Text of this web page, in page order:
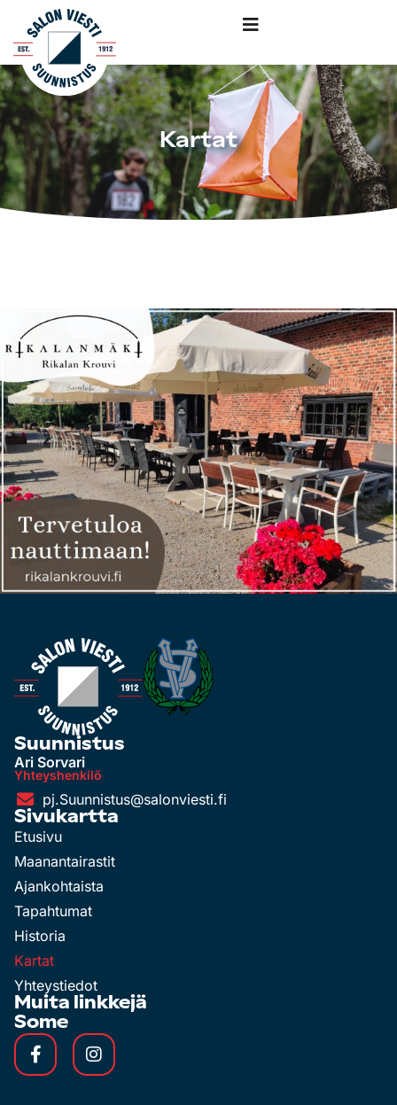
Kartat
Suunnistus
Ari Sorvari
Yhteyshenkilö
pj.Suunnistus@salonviesti.fi
Sivukartta
Etusivu
Maanantairastit
Ajankohtaista
Tapahtumat
Historia
Kartat
Yhteystiedot
Muita linkkejä
Some